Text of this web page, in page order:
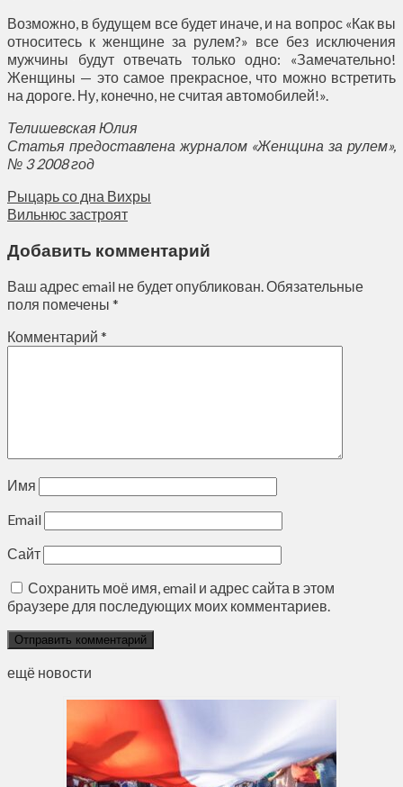
Возможно, в будущем все будет иначе, и на вопрос «Как вы
относитесь к женщине за рулем?» все без исключения
мужчины будут отвечать только одно: «Замечательно!
Женщины — это самое прекрасное, что можно встретить
на дороге. Ну, конечно, не считая автомобилей!».
Телишевская Юлия
Статья предоставлена журналом «Женщина за рулем»,
№ 3 2008 год
Рыцарь со дна Вихры
Вильнюс застроят
Добавить комментарий
Ваш адрес email не будет опубликован.Обязательные
поля помечены *
Комментарий *
Имя
Email
Сайт
Сохранить моё имя, email и адрес сайта в этом
браузере для последующих моих комментариев.
ещё новости